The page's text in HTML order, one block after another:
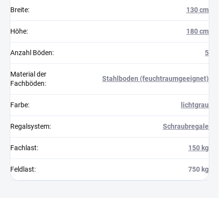
Breite: 130 cm
Höhe: 180 cm
Anzahl Böden: 5
Material der
Fachböden:
Stahlboden (feuchtraumgeeignet)
Farbe: lichtgrau
Regalsystem: Schraubregale
Fachlast: 150 kg
Feldlast: 750 kg